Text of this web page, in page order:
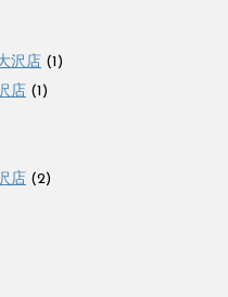
沢店 (1)
店 (1)
店 (2)